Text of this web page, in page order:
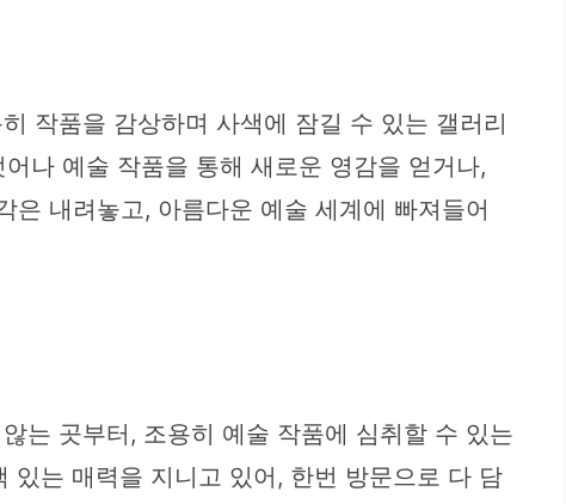
작품을 감상하며 사색에 잠길 수 있는 갤러리
나 예술 작품을 통해 새로운 영감을 얻거나,
내려놓고, 아름다운 예술 세계에 빠져들어
는 곳부터, 조용히 예술 작품에 심취할 수 있는
있는 매력을 지니고 있어, 한번 방문으로 다 담